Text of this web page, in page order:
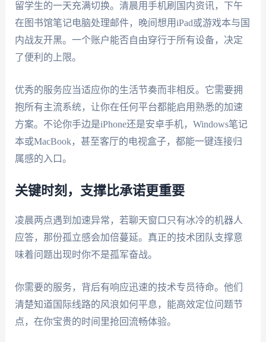
留学生的一天充满切换。清晨用手机刷国内资讯，下午
在图书馆笔记电脑处理邮件，晚间想用iPad或游戏本与国
内战友开黑。一个账户能否自由穿行于所有设备，决定
了便利的上限。
优秀的服务应当适应你的生活节奏而非相反。它需要拥
抱所有主流系统，让你在任何平台都能启用熟悉的加速
方案。不论你手边是iPhone还是安卓手机，Windows笔记
本或MacBook，甚至客厅的电视盒子，都能一键连接归
属感的入口。
关键时刻，支撑比承诺更重要
凌晨两点遇到加速异常，若聊天窗口只有冰冷的机器人
应答，那份孤立感会加倍蔓延。真正的技术团队支撑意
味着问题出现时你不是孤军奋战。
你需要的服务，背后有响应迅速的技术专员待命。他们
清楚知道国际线路的风浪如何平息，能高效定位问题节
点，在你宝贵的时间里抢回流畅体验。